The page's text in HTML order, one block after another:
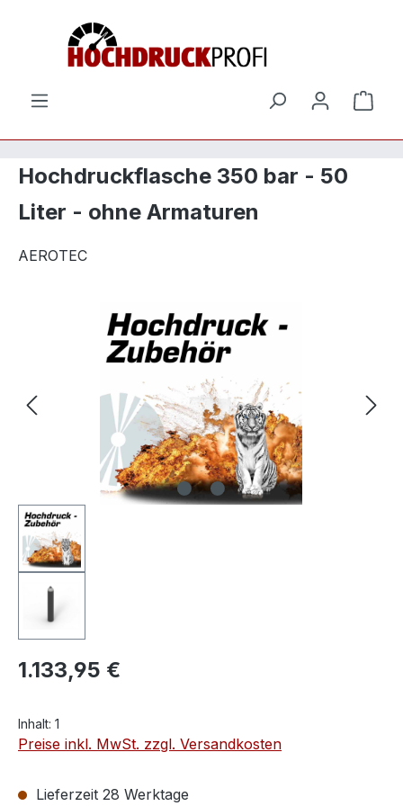
Zum Hauptinhalt springen
Hochdruckflasche 350 bar - 50
Liter - ohne Armaturen
AEROTEC
Bildergalerie überspringen
1.133,95 €
Inhalt: 1
Preise inkl. MwSt. zzgl. Versandkosten
Lieferzeit 28 Werktage